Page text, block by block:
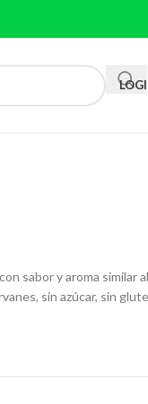
sabor y aroma similar
sin azúcar, sin